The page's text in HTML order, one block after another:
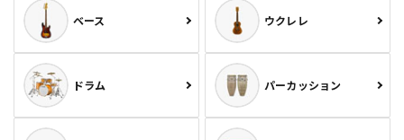
ベース ウクレレ
ドラム パーカッション